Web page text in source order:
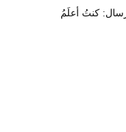
كنتُ أعلَمُ